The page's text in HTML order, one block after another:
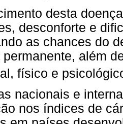
desta
desconforte e
as chances do
permanente, além
físico e
nacionais e
nos índices de